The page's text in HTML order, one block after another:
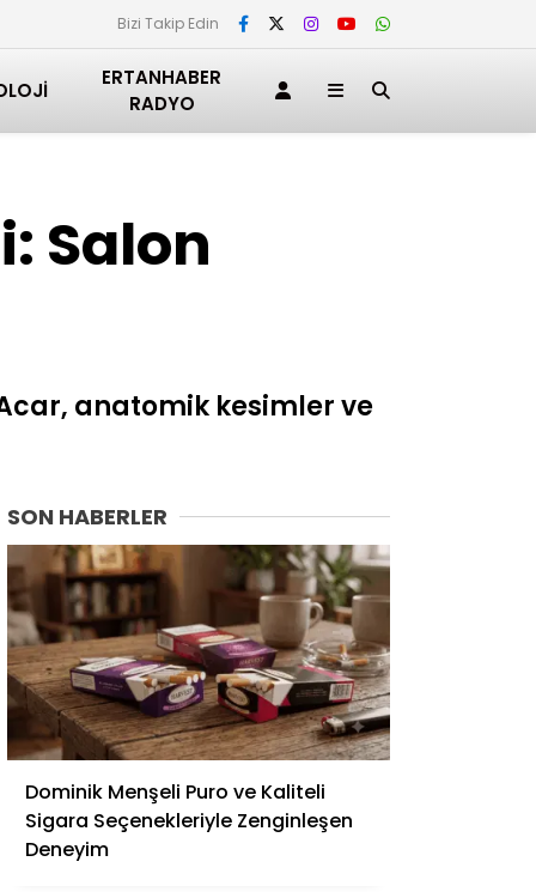
Bizi Takip Edin
ERTANHABER
RADYO
Salon
anatomik kesimler ve
SON HABERLER
Dominik Menşeli Puro ve Kaliteli
Sigara Seçenekleriyle Zenginleşen
Deneyim
Adana
Adıyaman
Afyonkarahisar